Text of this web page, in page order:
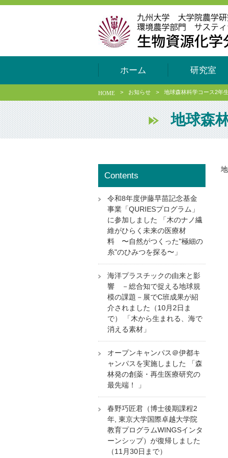
ホーム 研究室
HOME > お知らせ > 地球森林科学コース2年
地球森
Contents
令和8年度伊藤早苗記念基金
事業「QURIESプログラム」
に参加しました 「木のナノ繊
維がひらく未来の医療材
料 〜自然がつくった"極細の
糸"のひみつを探る〜」
海洋プラスチックの由来と影
響 －総合知で捉える地球規
模の課題－展でC班成果が紹
介されました（10月2日ま
で） 「木から生まれる、海で
消える素材」
オープンキャンパス＠伊都キ
ャンパスを実施しました 「森
林発の創薬・再生医療研究の
最先端！ 」
春野巧匠君（博士後期課程2
年, 東京大学国際卓越大学院
教育プログラムWINGSインタ
ーンシップ）が復帰しました
（11月30日まで）